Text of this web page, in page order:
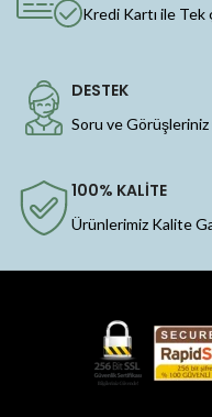
Kredi Kartı ile Tek
DESTEK
Soru ve
100% KALİTE
Ürünlerimiz Kalite